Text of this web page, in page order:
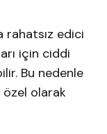
rahatsız edici
için ciddi
Bu nedenle
olarak